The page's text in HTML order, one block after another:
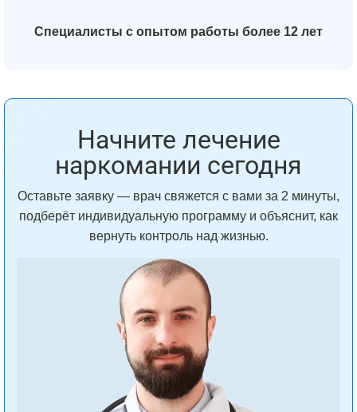
Специалисты с опытом работы более 12 лет
Начните лечение
наркомании сегодня
Оставьте заявку — врач свяжется с вами за 2 минуты,
подберёт индивидуальную программу и объяснит, как
вернуть контроль над жизнью.